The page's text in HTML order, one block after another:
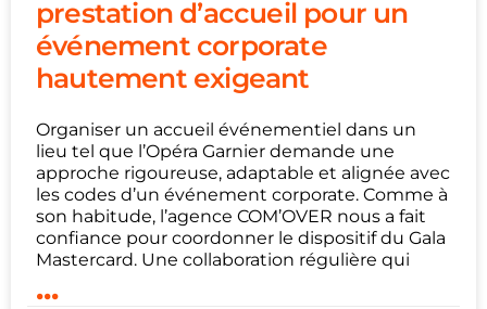
prestation d’accueil pour un
événement corporate
hautement exigeant
Organiser un accueil événementiel dans un
lieu tel que l’Opéra Garnier demande une
approche rigoureuse, adaptable et alignée avec
les codes d’un événement corporate. Comme à
son habitude, l’agence COM’OVER nous a fait
confiance pour coordonner le dispositif du Gala
Mastercard. Une collaboration régulière qui
...